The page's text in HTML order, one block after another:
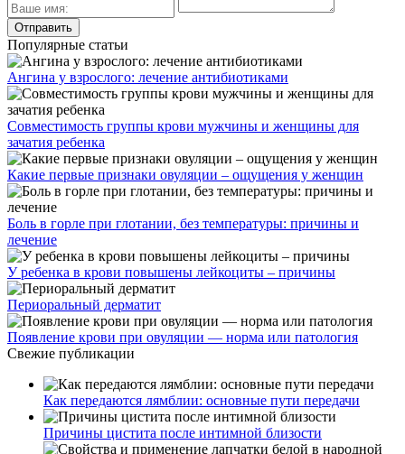
Популярные статьи
Ангина у взрослого: лечение антибиотиками
Совместимость группы крови мужчины и женщины для
зачатия ребенка
Какие первые признаки овуляции – ощущения у женщин
Боль в горле при глотании, без температуры: причины и
лечение
У ребенка в крови повышены лейкоциты – причины
Периоральный дерматит
Появление крови при овуляции — норма или патология
Свежие публикации
Как передаются лямблии: основные пути передачи
Причины цистита после интимной близости